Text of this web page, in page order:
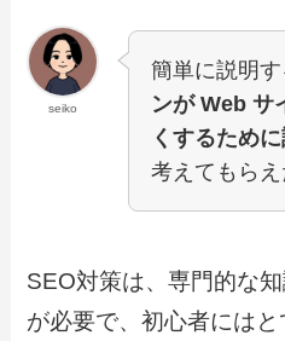
seiko
簡単に説明
ンが Web サ
くするため
考えてもらえ
SEO対策は、専門的な
が必要で、初心者にはと